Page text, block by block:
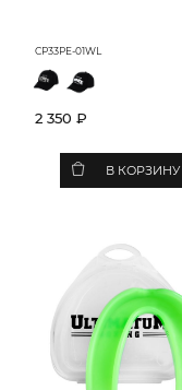
CP33PE-01WL
2 350 ₽
В КОРЗИНУ